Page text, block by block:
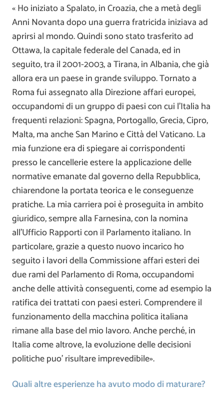
« Ho iniziato a Spalato, in Croazia, che a metà degli
Anni Novanta dopo una guerra fratricida iniziava ad
aprirsi al mondo. Quindi sono stato trasferito ad
Ottawa, la capitale federale del Canada, ed in
seguito, tra il 2001-2003, a Tirana, in Albania, che già
allora era un paese in grande sviluppo. Tornato a
Roma fui assegnato alla Direzione affari europei,
occupandomi di un gruppo di paesi con cui l’Italia ha
frequenti relazioni: Spagna, Portogallo, Grecia, Cipro,
Malta, ma anche San Marino e Città del Vaticano. La
mia funzione era di spiegare ai corrispondenti
presso le cancellerie estere la applicazione delle
normative emanate dal governo della Repubblica,
chiarendone la portata teorica e le conseguenze
pratiche. La mia carriera poi è proseguita in ambito
giuridico, sempre alla Farnesina, con la nomina
all’Ufficio Rapporti con il Parlamento italiano. In
particolare, grazie a questo nuovo incarico ho
seguito i lavori della Commissione affari esteri dei
due rami del Parlamento di Roma, occupandomi
anche delle attività conseguenti, come ad esempio la
ratifica dei trattati con paesi esteri. Comprendere il
funzionamento della macchina politica italiana
rimane alla base del mio lavoro. Anche perché, in
Italia come altrove, la evoluzione delle decisioni
politiche puo’ risultare imprevedibile».
Quali altre esperienze ha avuto modo di maturare?